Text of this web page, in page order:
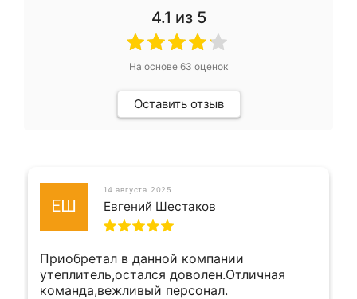
4.1 из 5
На основе 63 оценок
Оставить отзыв
ЕШ
14 августа 2025
Евгений Шестаков
Приобретал в данной компании
утеплитель,остался доволен.Отличная
команда,вежливый персонал.